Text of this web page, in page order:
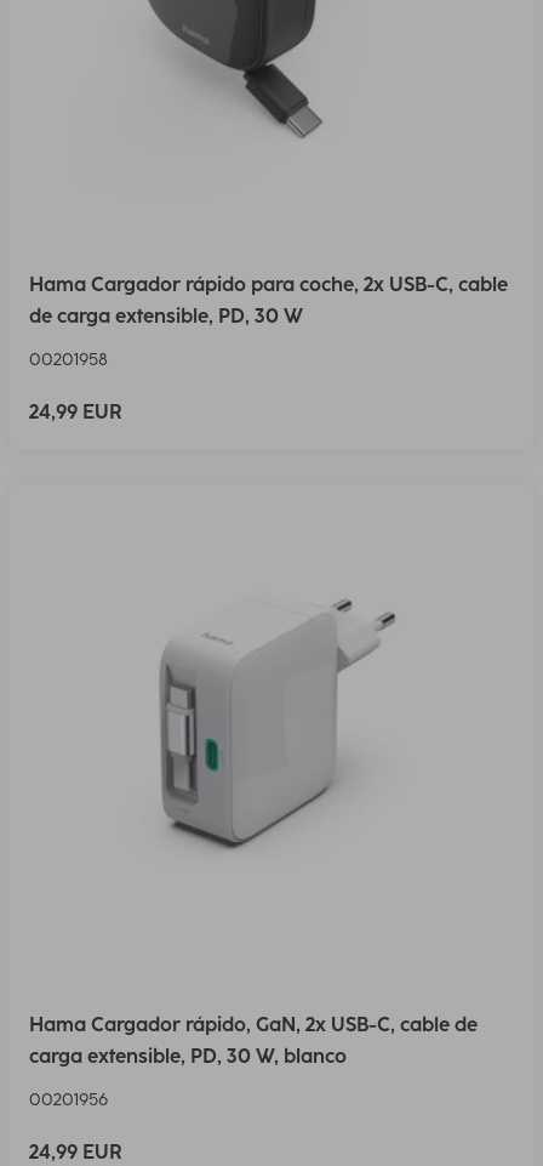
Hama Cargador rápido para coche, 2x USB-C, cable
de carga extensible, PD, 30 W
00201958
24,99 EUR
Hama Cargador rápido, GaN, 2x USB-C, cable de
carga extensible, PD, 30 W, blanco
00201956
24,99 EUR